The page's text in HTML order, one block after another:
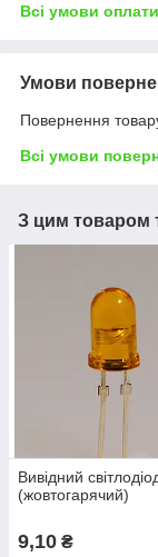
Всі умови оплати
Умови
Повернення
Всі умови
З цим товаром
Вивідний
(жовтогарячий)
9,10 ₴